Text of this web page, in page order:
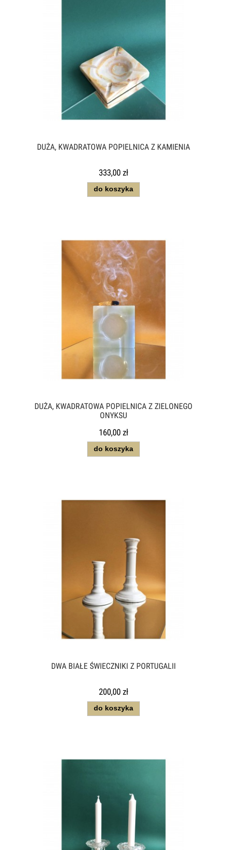
DUŻA, KWADRATOWA POPIELNICA Z KAMIENIA
333,00 zł
do koszyka
DUŻA, KWADRATOWA POPIELNICA Z ZIELONEGO
ONYKSU
160,00 zł
do koszyka
DWA BIAŁE ŚWIECZNIKI Z PORTUGALII
200,00 zł
do koszyka